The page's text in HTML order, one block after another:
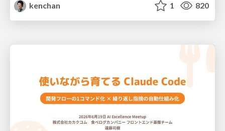
kenchan
1 820